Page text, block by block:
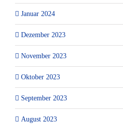
Januar 2024
Dezember 2023
November 2023
Oktober 2023
September 2023
August 2023